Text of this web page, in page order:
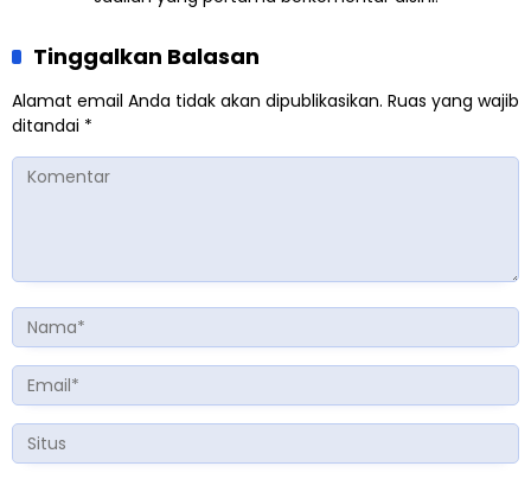
Tinggalkan Balasan
Alamat email Anda tidak akan dipublikasikan. Ruas yang wajib
ditandai *